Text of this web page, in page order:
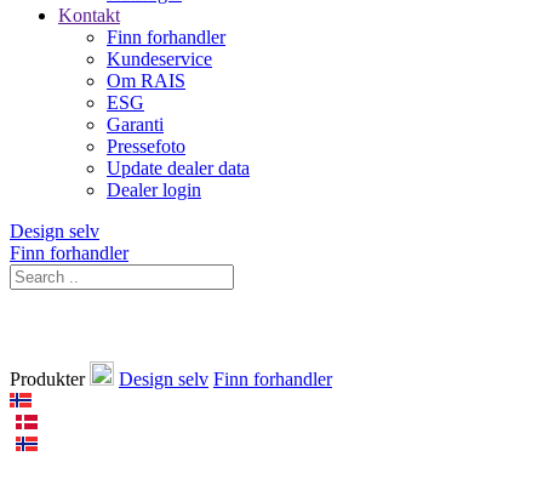
Kontakt
Finn forhandler
Kundeservice
Om RAIS
ESG
Garanti
Pressefoto
Update dealer data
Dealer login
Design selv
Finn forhandler
Produkter Design selv Finn forhandler